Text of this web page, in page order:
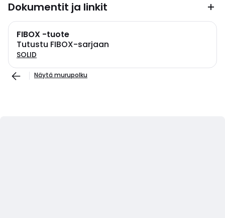
Dokumentit ja linkit
FIBOX -tuote
Tutustu FIBOX-sarjaan
SOLID
Näytä murupolku